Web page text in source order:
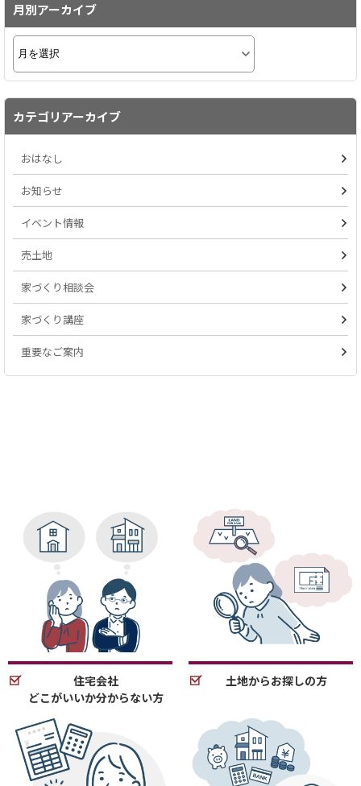
月別アーカイブ
カテゴリアーカイブ
おはなし
お知らせ
イベント情報
売土地
家づくり相談会
家づくり講座
重要なご案内
住宅会社
どこがいいか分からない方
土地からお探しの方